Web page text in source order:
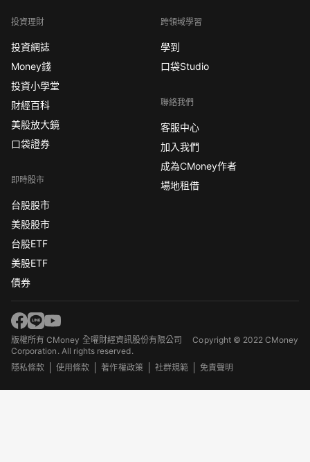
投資理財
投資網誌
Money錢
投資小學堂
財經百科
美股放大鏡
口袋證券
即時股市
台股股市
美股股市
台股ETF
美股ETF
債券
跨領域學習
學到
口袋Studio
聯絡我們
客服中心
加入我們
成為CMoney作者
場地租借
版權所有 CMoney 全曜財經資訊股份有限公司Copyright © 2022 CMoney
Corporation. All rights reserved.
隱私條款
使用條款 著作權政策 社群規範 免責聲明